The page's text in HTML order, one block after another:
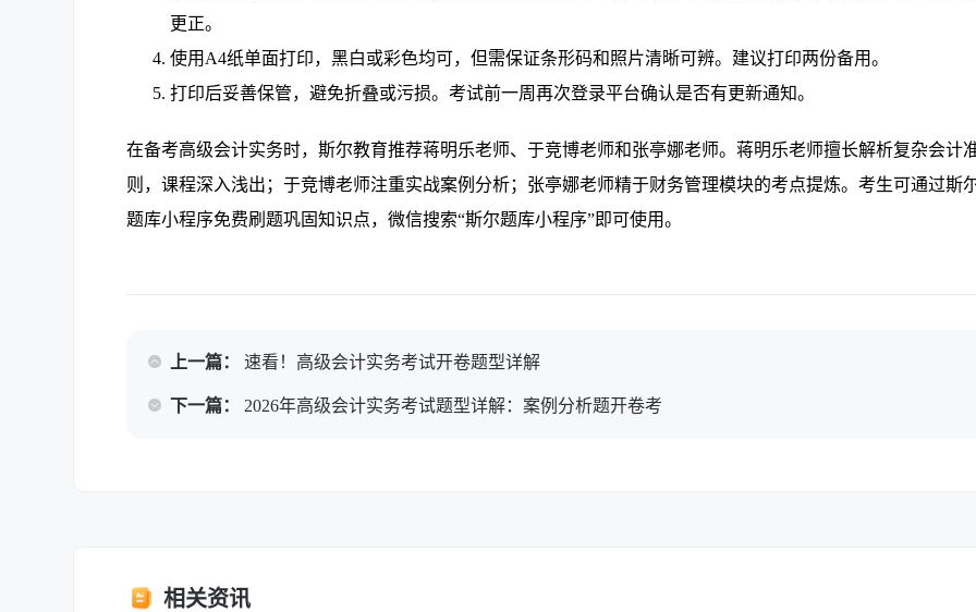
更正。
使用A4纸单面打印，黑白或彩色均可，但需保证条形码和照片清晰可辨。建议打印两份备用。
打印后妥善保管，避免折叠或污损。考试前一周再次登录平台确认是否有更新通知。
在备考高级会计实务时，斯尔教育推荐蒋明乐老师、于竞博老师和张亭娜老师。蒋明乐老师擅长解析复杂会计
则，课程深入浅出；于竞博老师注重实战案例分析；张亭娜老师精于财务管理模块的考点提炼。考生可通过斯
题库小程序免费刷题巩固知识点，微信搜索“斯尔题库小程序”即可使用。
上一篇： 速看！高级会计实务考试开卷题型详解
下一篇： 2026年高级会计实务考试题型详解：案例分析题开卷考
相关资讯